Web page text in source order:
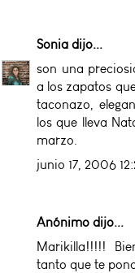
Sonia dijo...
son una
a los zapatos
taconazo,
los que lleva
marzo.
junio 17, 2006
Anónimo dijo...
Marikilla!!!!!
tanto que te